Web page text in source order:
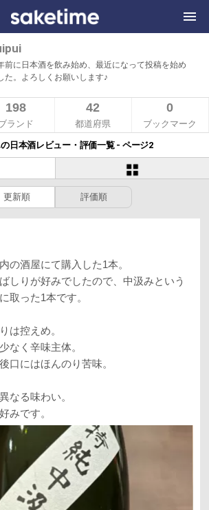
前に日本酒を飲み始め、最近になって投稿を始め
た。よろしくお願いします♪
198
ランド
42
都道府県
0
ブックマーク
日本酒レビュー・評価一覧 - ページ2
更新順 評価順
の酒屋にて購入した1本。
しりが好みでしたので、中汲みという
取った1本です。
は控えめ。
なく辛味主体。
口にはほんのり苦味。
なる味わい。
みです。